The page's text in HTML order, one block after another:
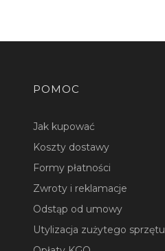
Linki w stopce
POMOC
Jak kupować
Koszty dostawy
Formy płatności
Zwroty i reklamacje
Odstąp od umowy
Utylizacja zużytego sprzętu